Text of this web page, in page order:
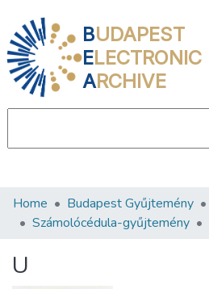
BUDAPEST
ELECTRONIC
ARCHIVE
Communities & Collections
Statistics
Home Budapest Gyűjtemény
Számolócédula-gyűjtemény
U